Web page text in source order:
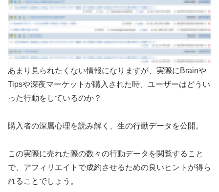
あまり見られたくない情報になりますが、実際にBrainや
Tipsや深夜マーケットが購入された時、ユーザーはどうい
った行動をしているのか？
購入者の深層心理を読み解く、生の行動データを公開。
この実際に売れた際の数々の行動データを閲覧すること
で、アフィリエイトで成約させるための良いヒントが得ら
れることでしょう。